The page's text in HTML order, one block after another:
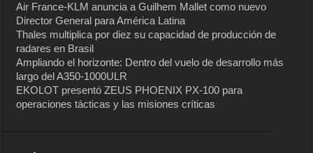
Air France-KLM anuncia a Guilhem Mallet como nuevo
Director General para América Latina
Thales multiplica por diez su capacidad de producción de
radares en Brasil
Ampliando el horizonte: Dentro del vuelo de desarrollo más
largo del A350-1000ULR
EKOLOT presentó ZEUS PHOENIX PX-100 para
operaciones tácticas y las misiones críticas